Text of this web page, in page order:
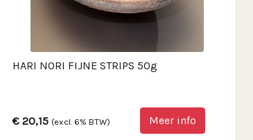
HARI NORI FIJNE STRIPS 50g
€ 20,15 (excl. 6% BTW) Meer info